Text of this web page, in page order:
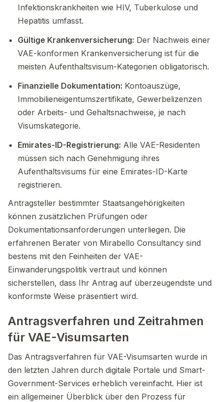
Infektionskrankheiten wie HIV, Tuberkulose und
Hepatitis umfasst.
Gültige Krankenversicherung: Der Nachweis einer
VAE-konformen Krankenversicherung ist für die
meisten Aufenthaltsvisum-Kategorien obligatorisch.
Finanzielle Dokumentation: Kontoauszüge,
Immobilieneigentumszertifikate, Gewerbelizenzen
oder Arbeits- und Gehaltsnachweise, je nach
Visumskategorie.
Emirates-ID-Registrierung: Alle VAE-Residenten
müssen sich nach Genehmigung ihres
Aufenthaltsvisums für eine Emirates-ID-Karte
registrieren.
Antragsteller bestimmter Staatsangehörigkeiten
können zusätzlichen Prüfungen oder
Dokumentationsanforderungen unterliegen. Die
erfahrenen Berater von Mirabello Consultancy sind
bestens mit den Feinheiten der VAE-
Einwanderungspolitik vertraut und können
sicherstellen, dass Ihr Antrag auf überzeugendste und
konformste Weise präsentiert wird.
Antragsverfahren und Zeitrahmen
für VAE-Visumsarten
Das Antragsverfahren für VAE-Visumsarten wurde in
den letzten Jahren durch digitale Portale und Smart-
Government-Services erheblich vereinfacht. Hier ist
ein allgemeiner Überblick über den Prozess für